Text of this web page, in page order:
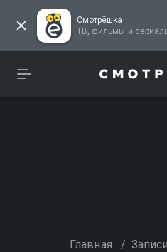
Смотрёшка
ТВ, фильмы и
Главная /